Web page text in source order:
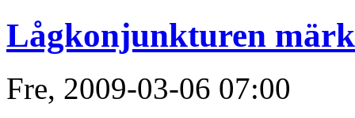
Lågkonjunkturen
Fre, 2009-03-06 07:00